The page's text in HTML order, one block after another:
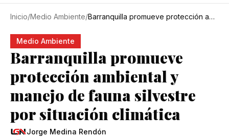
Inicio/Medio Ambiente/ Barranquilla promueve protección ambiental y manejo de fauna silvestre por situación climática
Medio Ambiente
Barranquilla promueve
protección ambiental y
manejo de fauna silvestre
por situación climática
Jorge Medina Rendón